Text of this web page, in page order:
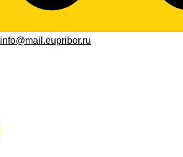
info@mail.eupribor.ru